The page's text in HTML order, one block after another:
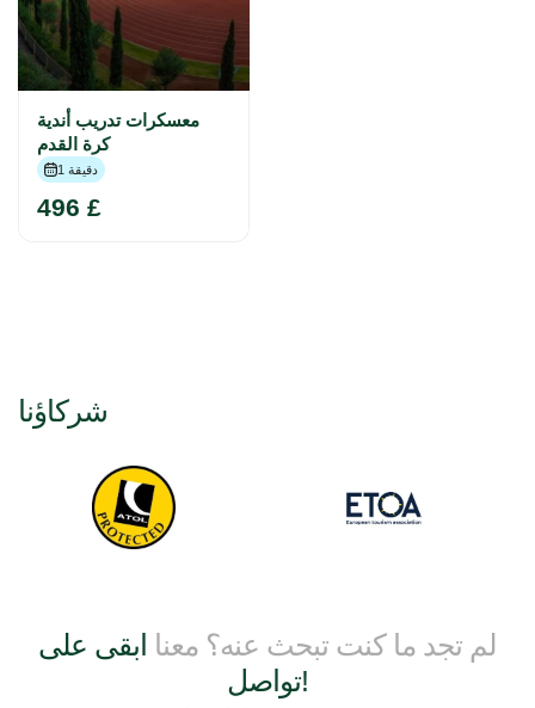
معسكرات تدريب أندية
كرة القدم
1 دقيقة
496 £
شركاؤنا
لم تجد ما كنت تبحث عنه؟ معنا ابقى على
تواصل!